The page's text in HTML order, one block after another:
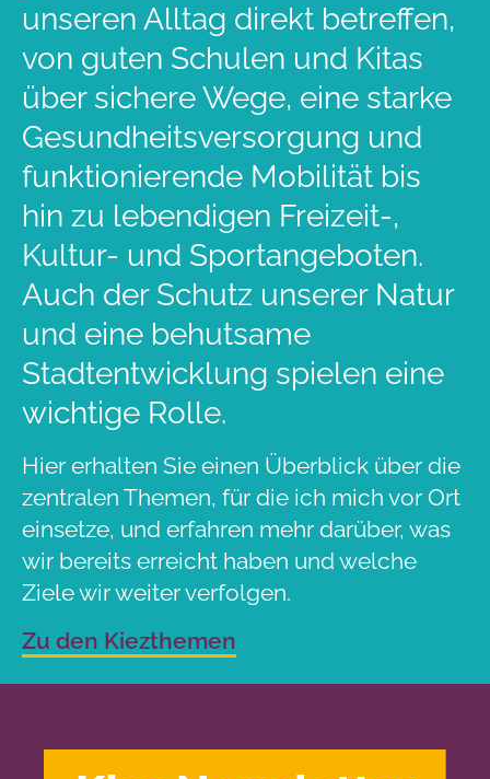
unseren Alltag direkt betreffen,
von guten Schulen und Kitas
über sichere Wege, eine starke
Gesundheitsversorgung und
funktionierende Mobilität bis
hin zu lebendigen Freizeit-,
Kultur- und Sportangeboten.
Auch der Schutz unserer Natur
und eine behutsame
Stadtentwicklung spielen eine
wichtige Rolle.
Hier erhalten Sie einen Überblick über die
zentralen Themen, für die ich mich vor Ort
einsetze, und erfahren mehr darüber, was
wir bereits erreicht haben und welche
Ziele wir weiter verfolgen.
Zu den Kiezthemen